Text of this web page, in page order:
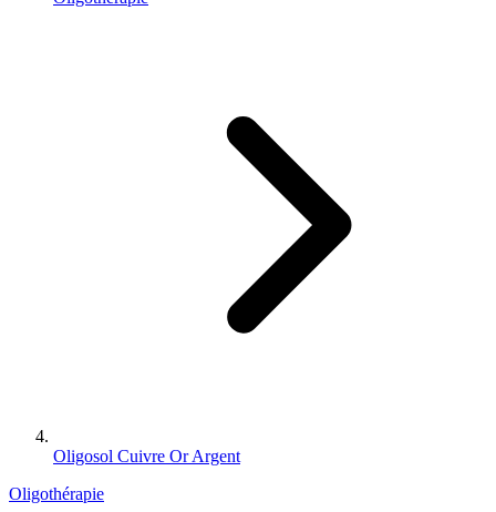
Oligosol Cuivre Or Argent
Oligothérapie